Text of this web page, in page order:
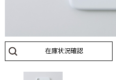
在庫状況確認